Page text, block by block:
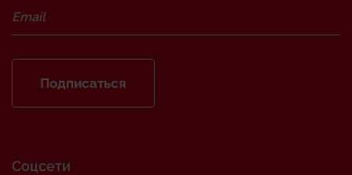
Подписаться
Соцсети